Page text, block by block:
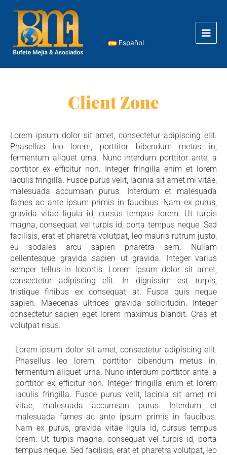
content
Español
Client Zone
Lorem ipsum dolor sit amet, consectetur adipiscing elit.
Phasellus leo lorem, porttitor bibendum metus in,
fermentum aliquet urna. Nunc interdum porttitor ante, a
porttitor ex efficitur non. Integer fringilla enim et lorem
iaculis fringilla. Fusce purus velit, lacinia sit amet mi vitae,
malesuada accumsan purus. Interdum et malesuada
fames ac ante ipsum primis in faucibus. Nam ex purus,
gravida vitae ligula id, cursus tempus lorem. Ut turpis
magna, consequat vel turpis id, porta tempus neque. Sed
facilisis, erat et pharetra volutpat, leo mauris rutrum justo,
eu sodales arcu sapien pharetra sem. Nullam
pellentesque gravida sapien ut gravida. Integer varius
semper tellus in lobortis. Lorem ipsum dolor sit amet,
consectetur adipiscing elit. In dignissim est turpis,
tristique finibus ex consequat at. Fusce quis neque
sapien. Maecenas ultrices gravida sollicitudin. Integer
consectetur sapien eget lorem maximus blandit. Cras et
volutpat risus.
Lorem ipsum dolor sit amet, consectetur adipiscing elit.
Phasellus leo lorem, porttitor bibendum metus in,
fermentum aliquet urna. Nunc interdum porttitor ante, a
porttitor ex efficitur non. Integer fringilla enim et lorem
iaculis fringilla. Fusce purus velit, lacinia sit amet mi
vitae, malesuada accumsan purus. Interdum et
malesuada fames ac ante ipsum primis in faucibus.
Nam ex purus, gravida vitae ligula id, cursus tempus
lorem. Ut turpis magna, consequat vel turpis id, porta
tempus neque. Sed facilisis, erat et pharetra volutpat, leo